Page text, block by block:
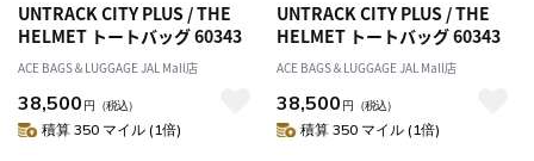
UNTRACK CITY PLUS / THE
HELMET トートバッグ 60343
ACE BAGS＆LUGGAGE JAL Mall店
38,500 円 （税込）
積算 350 マイル (1倍)
UNTRACK CITY PLUS / THE
HELMET トートバッグ 60343
ACE BAGS＆LUGGAGE JAL Mall店
38,500 円 （税込）
積算 350 マイル (1倍)